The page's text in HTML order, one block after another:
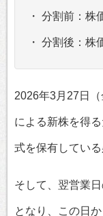
・ 分割前：株
・ 分割後：株
2026年3月27日
による新株を得
式を保有している
そして、翌営業
となり、この日